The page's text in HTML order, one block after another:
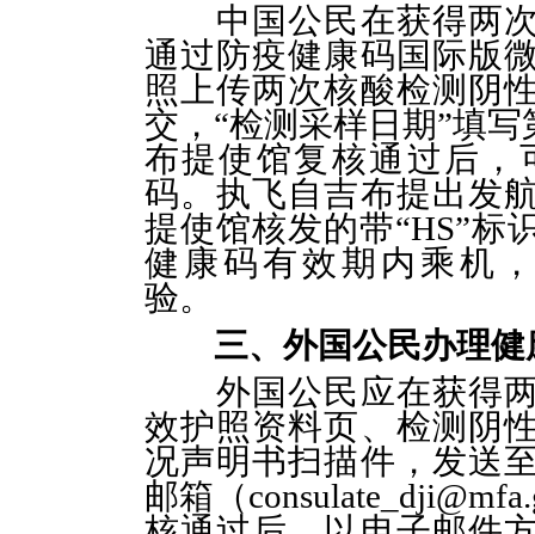
中国公民在获得两
通过防疫健康码国际版
照上传两次核酸检测阴
交， “检测采样日期”填
布提使馆复核通过后，
码。执飞自吉布提出发
提使馆核发的带“HS”标
健康码有效期内乘机
验。
三、外国公民办理
外国公民应在获得
效护照资料页、检测阴
况声明书扫描件，发送
邮箱（